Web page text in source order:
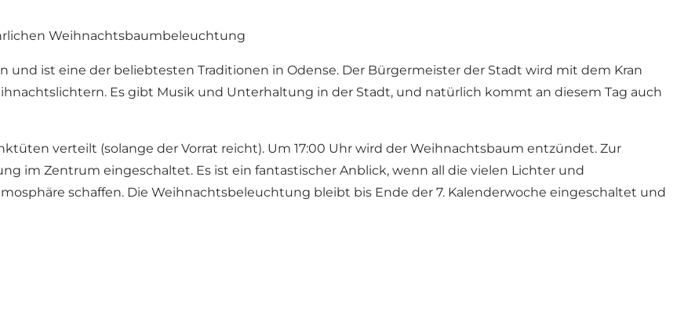
Weihnachtsbaumbeleuchtung
und ist eine der beliebtesten Traditionen in Odense. Der Bürgermeister der Stadt wird mit dem Kran
Es gibt Musik und Unterhaltung in der Stadt, und natürlich kommt an diesem Tag auch
verteilt (solange der Vorrat reicht). Um 17:00 Uhr wird der Weihnachtsbaum entzündet. Zur
im Zentrum eingeschaltet. Es ist ein fantastischer Anblick, wenn all die vielen Lichter und
schaffen. Die Weihnachtsbeleuchtung bleibt bis Ende der 7. Kalenderwoche eingeschaltet und